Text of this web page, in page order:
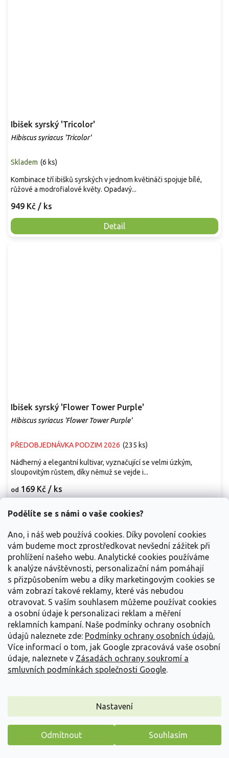
Podělíte se s námi o vaše cookies?
Ano, i náš web používá cookies. Díky povolení cookies
vám budeme moct zprostředkovat nevšední zážitek při
prohlížení našeho webu. Analytické cookies používáme
k analýze návštěvnosti, personalizační nám pomáhají
s přizpůsobením webu a díky marketingovým cookies se
vám zobrazí takové reklamy, které vás nebudou
otravovat. S vaším souhlasem můžeme používat cookies
a osobní údaje k personalizaci reklam a měření
reklamních kampaní. Naše podmínky ochrany osobních
údajů naleznete zde: Podmínky ochrany osobních údajů.
Více informací o tom, jak Google zpracovává vaše osobní
údaje, naleznete v Zásadách ochrany soukromí a
smluvních podmínkách společnosti Google.
Nastavení
Odmítnout Souhlasím
Ibišek syrský 'Tricolor'
Hibiscus syriacus 'Tricolor'
Skladem (6 ks)
949 Kč / ks
Detail
Kombinace tří ibišků syrských v jednom květináči spojuje bílé,
růžové a modrofialové květy. Opadavý...
Ibišek syrský 'Flower Tower Purple'
Hibiscus syriacus 'Flower Tower Purple'
PŘEDOBJEDNÁVKA PODZIM 2026 (235 ks)
od 169 Kč / ks
Detail
Nádherný a elegantní kultivar, vyznačující se velmi úzkým,
sloupovitým růstem, díky němuž se vejde i...
Novinka
Velmi oblíbený kultivar nenáročného ibišku, který Vás okouzlí
Máme pro vás malý dárek